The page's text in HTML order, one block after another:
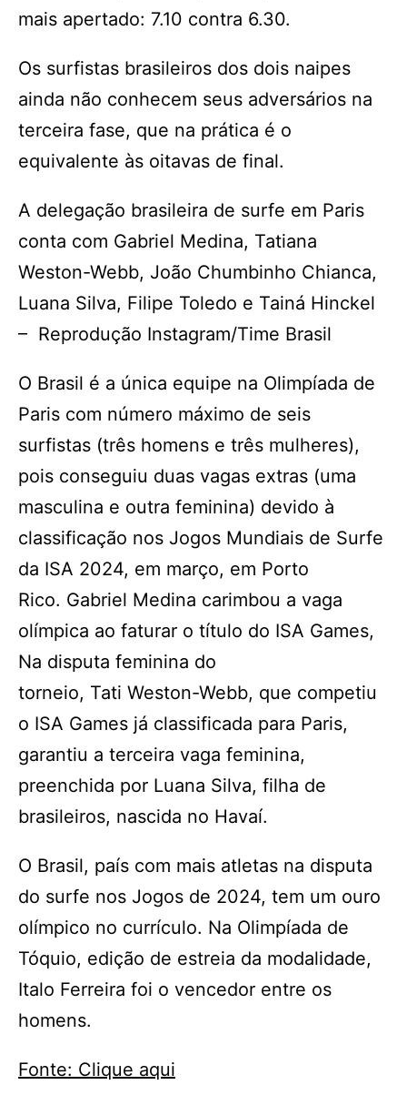
mais apertado: 7.10 contra 6.30.
Os surfistas brasileiros dos dois naipes
ainda não conhecem seus adversários na
terceira fase, que na prática é o
equivalente às oitavas de final.
A delegação brasileira de surfe em Paris
conta com Gabriel Medina, Tatiana
Weston-Webb, João Chumbinho Chianca,
Luana Silva, Filipe Toledo e Tainá Hinckel
– Reprodução Instagram/Time Brasil
O Brasil é a única equipe na Olimpíada de
Paris com número máximo de seis
surfistas (três homens e três mulheres),
pois conseguiu duas vagas extras (uma
masculina e outra feminina) devido à
classificação nos Jogos Mundiais de Surfe
da ISA 2024, em março, em Porto
Rico. Gabriel Medina carimbou a vaga
olímpica ao faturar o título do ISA Games,
Na disputa feminina do
torneio, Tati Weston-Webb, que competiu
o ISA Games já classificada para Paris,
garantiu a terceira vaga feminina,
preenchida por Luana Silva, filha de
brasileiros, nascida no Havaí.
O Brasil, país com mais atletas na disputa
do surfe nos Jogos de 2024, tem um ouro
olímpico no currículo. Na Olimpíada de
Tóquio, edição de estreia da modalidade,
Italo Ferreira foi o vencedor entre os
homens.
Fonte: Clique aqui